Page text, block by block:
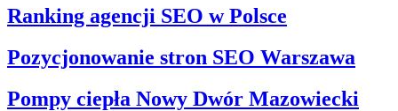
Ranking agencji SEO w Polsce
Pozycjonowanie stron SEO Warszawa
Pompy ciepła Nowy Dwór Mazowiecki